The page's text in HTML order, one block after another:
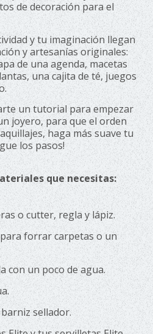
de decoración para el
y tu imaginación llegan
y artesanías originales:
de una agenda, macetas
una cajita de té, juegos
un tutorial para empezar
joyero, para que el orden
haga más suave tu
los pasos!
que necesitas:
o cutter, regla y lápiz.
forrar carpetas o un
con un poco de agua.
sellador.